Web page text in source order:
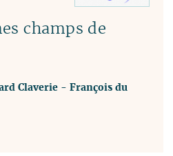
champs de
Claverie -François du